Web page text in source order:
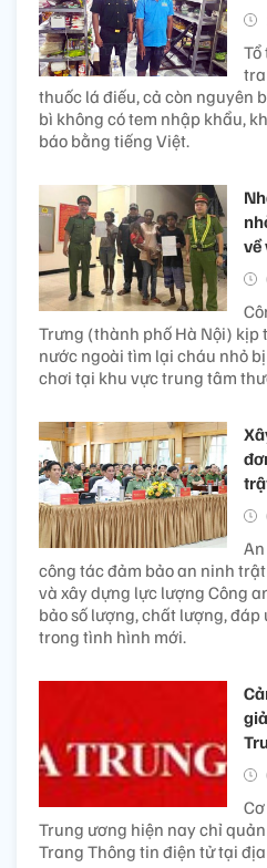
thuốc lá điếu, cả còn nguyên
bì không có tem nhập khẩu,
báo bằng tiếng Việt.
về
Trưng (thành phố Hà Nội)
nước ngoài tìm lại cháu nhỏ
chơi tại khu vực trung tâm
công tác đảm bảo an ninh
và xây dựng lực lượng Công
bảo số lượng, chất lượng,
trong tình hình mới.
Trung ương hiện nay chỉ
Trang Thông tin điện tử tại